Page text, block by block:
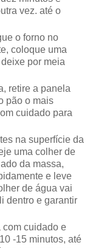
vez. até o
o forno no
coloque uma
por meia
retire a panela
pão o mais
cuidado para
na superfície da
uma colher de
da massa,
e leve
de água vai
dentro e garantir
com cuidado e
-15 minutos, até